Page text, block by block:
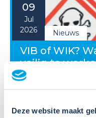
Deze website maakt
09
Jul
2026
Nieuws
VIB of WIK?
veilig te
stoffen?